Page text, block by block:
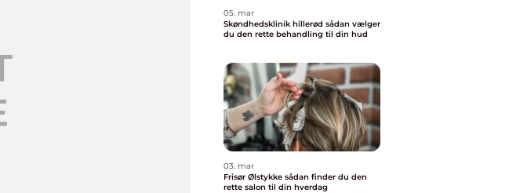
05. mar
Skøndhedsklinik hillerød sådan vælger
du den rette behandling til din hud
03. mar
Frisør Ølstykke sådan finder du den
rette salon til din hverdag